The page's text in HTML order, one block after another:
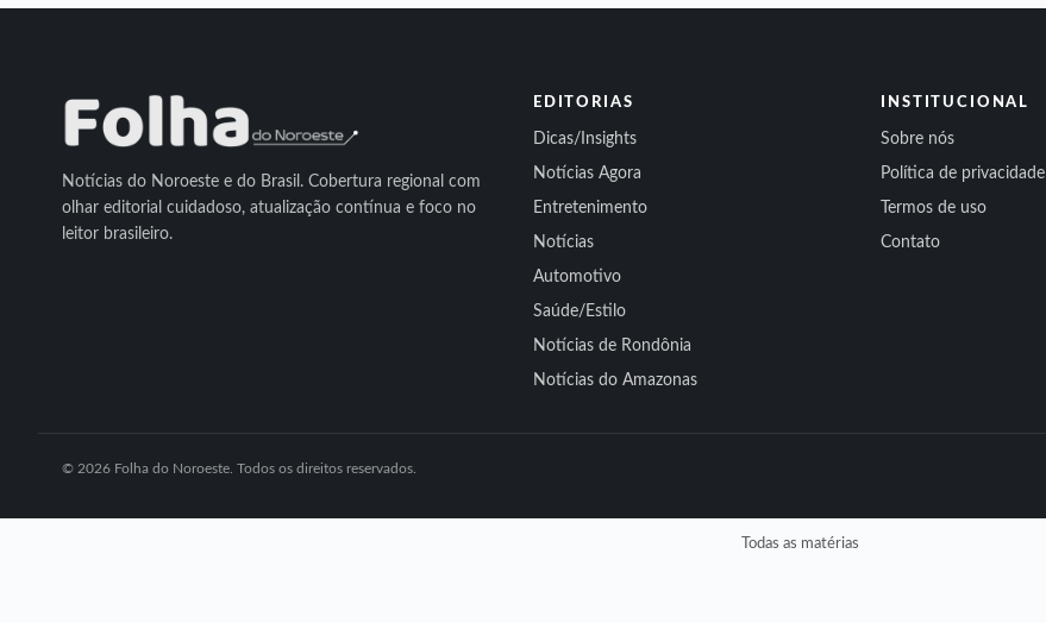
Notícias do Noroeste e do Brasil. Cobertura regional com
olhar editorial cuidadoso, atualização contínua e foco no
leitor brasileiro.
EDITORIAS
Dicas/Insights
Notícias Agora
Entretenimento
Notícias
Automotivo
Saúde/Estilo
Notícias de Rondônia
Notícias do Amazonas
INSTITUCIONAL
Sobre nós
Política de privacidade
Termos de uso
Contato
© 2026 Folha do Noroeste. Todos os direitos reservados.
Todas as matérias